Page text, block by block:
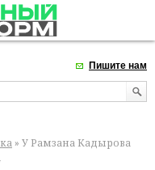
Пишите нам
» У Рамзана Кадырова